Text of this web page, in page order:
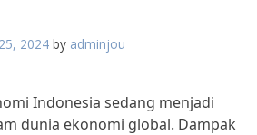
2024 by adminjou
Indonesia sedang menjadi
dunia ekonomi global. Dampak